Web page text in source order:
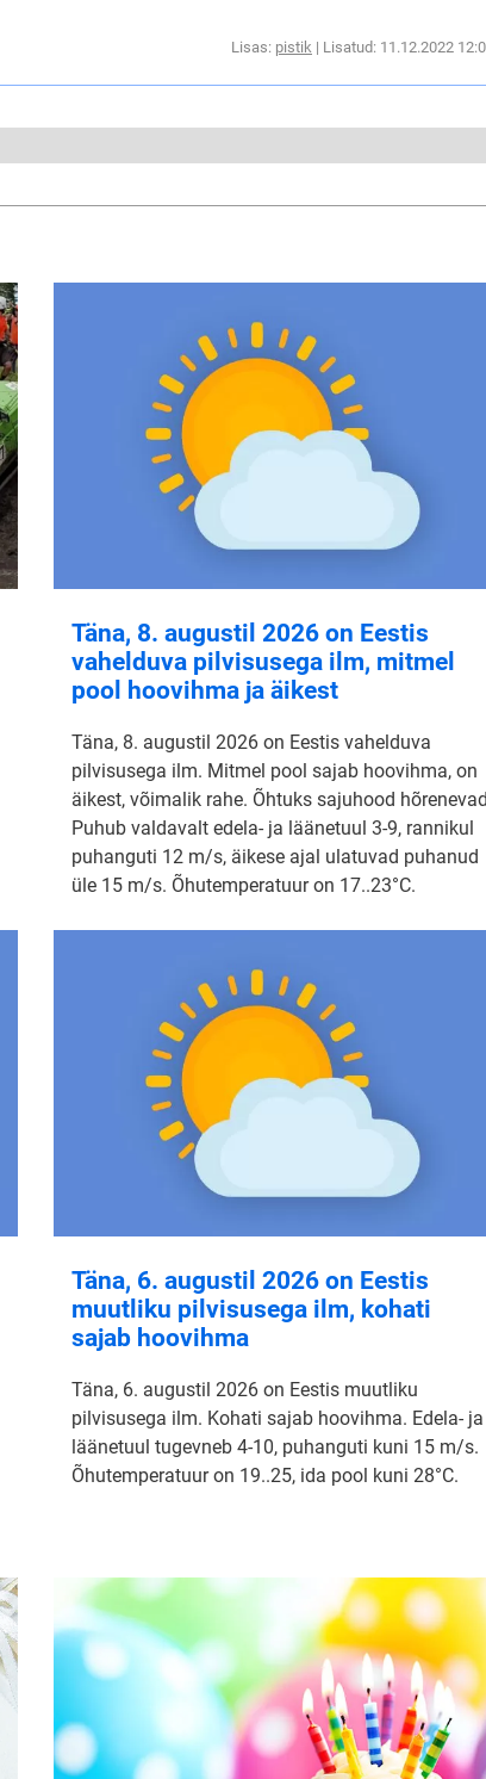
Lisas: pistik | Lisatud: 11.12.2022
Täna, 8. augustil 2026 on Eestis
vahelduva pilvisusega ilm, mitmel
pool hoovihma ja äikest
Täna, 8. augustil 2026 on Eestis vahelduva
pilvisusega ilm. Mitmel pool sajab hoovihma, on
äikest, võimalik rahe. Õhtuks sajuhood
Puhub valdavalt edela- ja läänetuul 3-9, rannikul
puhanguti 12 m/s, äikese ajal ulatuvad puhanud
üle 15 m/s. Õhutemperatuur on 17..23°C.
Täna, 6. augustil 2026 on Eestis
muutliku pilvisusega ilm, kohati
sajab hoovihma
Täna, 6. augustil 2026 on Eestis muutliku
pilvisusega ilm. Kohati sajab hoovihma. Edela- ja
läänetuul tugevneb 4-10, puhanguti kuni 15 m/s.
Õhutemperatuur on 19..25, ida pool kuni 28°C.